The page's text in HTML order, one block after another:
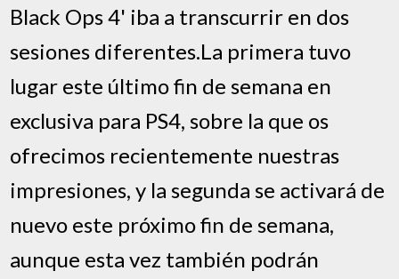
Black Ops 4' iba a transcurrir en dos
sesiones diferentes.La primera tuvo
lugar este último fin de semana en
exclusiva para PS4, sobre la que os
ofrecimos recientemente nuestras
impresiones, y la segunda se activará de
nuevo este próximo fin de semana,
aunque esta vez también podrán